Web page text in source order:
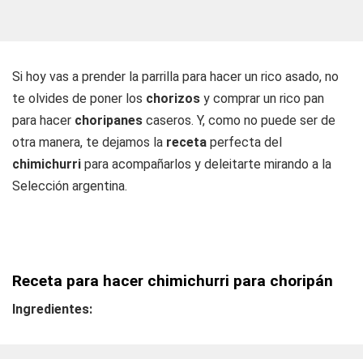
Si hoy vas a prender la parrilla para hacer un rico asado, no
te olvides de poner los chorizos y comprar un rico pan
para hacer choripanes caseros. Y, como no puede ser de
otra manera, te dejamos la receta perfecta del
chimichurri para acompañarlos y deleitarte mirando a la
Selección argentina.
Receta para hacer chimichurri para choripán
Ingredientes: